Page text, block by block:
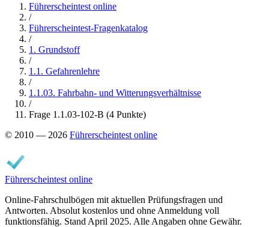
Führerscheintest online
/
Führerscheintest-Fragenkatalog
/
1. Grundstoff
/
1.1. Gefahrenlehre
/
1.1.03. Fahrbahn- und Witterungsverhältnisse
/
Frage 1.1.03-102-B (4 Punkte)
© 2010 — 2026 Führerscheintest online
Führerscheintest online
Online-Fahrschulbögen mit aktuellen Prüfungsfragen und
Antworten. Absolut kostenlos und ohne Anmeldung voll
funktionsfähig. Stand April 2025. Alle Angaben ohne Gewähr.